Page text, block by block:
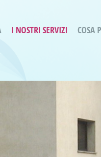
I NOSTRI SERVIZI
Bessimo Due
Servizi di Inclusione
COSA